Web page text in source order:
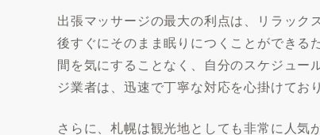
出張マッサージの最大の利点は、リラック
後すぐにそのまま眠りにつくことができる
間を気にすることなく、自分のスケジュー
ジ業者は、迅速で丁寧な対応を心掛けてお
さらに、札幌は観光地としても非常に人気